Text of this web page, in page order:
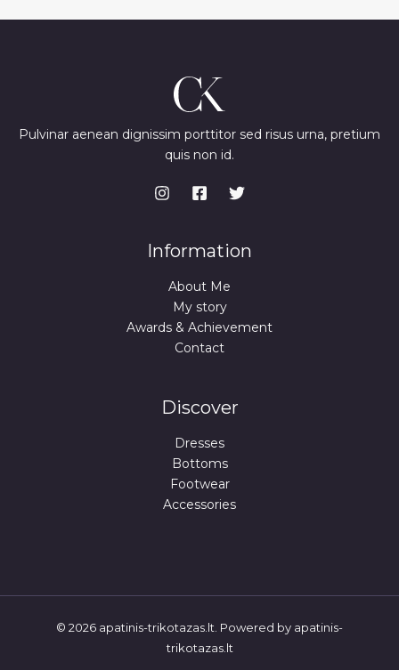
Pulvinar aenean dignissim porttitor sed risus urna, pretium
quis non id.
Information
About Me
My story
Awards & Achievement
Contact
Discover
Dresses
Bottoms
Footwear
Accessories
© 2026 apatinis-trikotazas.lt. Powered by apatinis-
trikotazas.lt